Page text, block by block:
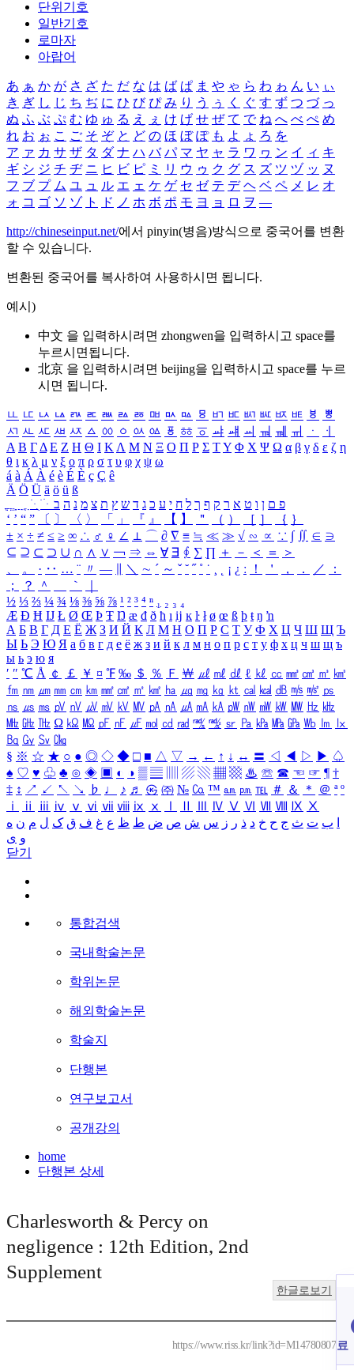
단위기호
일반기호
로마자
아랍어
あ ぁ か が さ ざ た だ な は ば ぱ ま や ゃ ら わ ゎ ん い ぃ
き ぎ し じ ち ぢ に ひ び ぴ み り う ぅ く ぐ す ず つ づ っ
ぬ ふ ぶ ぷ む ゆ ゅ る え ぇ け げ せ ぜ て で ね へ べ ぺ め
れ お ぉ こ ご そ ぞ と ど の ほ ぼ ぽ も よ ょ ろ を
ア ァ カ サ ザ タ ダ ナ ハ バ パ マ ヤ ャ ラ ワ ヮ ン イ ィ キ
ギ シ ジ チ ヂ ニ ヒ ビ ピ ミ リ ウ ゥ ク グ ス ズ ツ ヅ ッ ヌ
フ ブ プ ム ユ ュ ル エ ェ ケ ゲ セ ゼ テ デ ヘ ベ ペ メ レ オ
ォ コ ゴ ソ ゾ ト ド ノ ホ ボ ポ モ ヨ ョ ロ ヲ ―
http://chineseinput.net/에서 pinyin(병음)방식으로 중국어를 변환
할 수 있습니다.
변환된 중국어를 복사하여 사용하시면 됩니다.
예시)
中文 을 입력하시려면 zhongwen을 입력하시고 space를
누르시면됩니다.
北京 을 입력하시려면 beijing을 입력하시고 space를 누르
시면 됩니다.
ㅥ ㅦ ㅧ ㅨ ㅩ ㅪ ㅫ ㅬ ㅭ ㅮ ㅯ ㅰ ㅱ ㅲ ㅳ ㅴ ㅵ ㅶ ㅷ ㅸ
ㅹ
ㅺ ㅻ ㅼ ㅽ ㅾ ㅿ ㆀ ㆁ ㆂ ㆃ ㆄ ㆅ ㆆ ㆇ ㆈ ㆉ ㆊ ㆋ ㆌ ㆍ
ㆎ
Α Β ΓΔ Ε Ζ Η Θ Ι ΚΛ Μ Ν Ξ Ο Π Ρ Σ ΤΥ Φ Χ Ψ Ω α β γ δ ε ζ η
θ ι κ λ μ ν ξ ο π ρ σ τ υ φ χ ψ ω
á à Á À é è É È ç Ç ê
Ä Ö Ü ä ö ü ß
ִֶֹ ֻּ ׁׂ פ ם ן ו ט א ר ק ף ך ל ח י ע כ ג ד ש ץ ת צ מ נ ה ב
‘ ’ “ ” 〔 〕 〈 〉 「 」 『 』 【 】 ＂ （ ） ［ ］ ｛ ｝
± × ÷ ≠ ≤ ≥ ∞ ∴ ♂ ♀ ∠ ⊥ ⌒ ∂ ∇ ≡ ≒ ≪ ≫ √ ∽ ∝ ∵ ∫ ∬ ∈ ∋
⊆ ⊇ ⊂ ⊃ ∪ ∩ ∧ ∨ ￢ ⇒ ⇔ ∀ ∃ ∮ ∑ ∏ ＋ － ＜ ＝
＞
、
。 · ‥ … ¨ 〃 ― ＼ ∼ ´ ～ ˇ ˘ ˝ ˚ ˙ ¸ ¡ ¿ ː ！ ＇ ， ． ／
：
；
？ ＾ ｀
½ ⅓ ⅔ ¼ ¾ ⅛ ⅜ ⅝ ⅞ ¹ ² ³ ⁴ ⁿ ₁ ₂ ₃ ₄
Æ Ð Ħ Ĳ Ł Ø Œ Þ Ŧ Ŋ æ đ ð ħ ı ĳ ĸ ŀ ł ø œ ß þ ŧ ŋ ŉ
А Б В Г Д Е Ё Ж З И Й К Л М Н О П Р С Т У Ф Х Ц Ч Ш Щ Ъ
Ы Ь Э Ю Я а б в г д е ё ж з и й к л м н о п р с т у ф х ц ч ш щ ъ
ы ь э ю я
′ ″ ℃ Å ￠ ￡ ￥ ¤ ℉ ‰ ＄ ％ Ｆ ￦ ㎕ ㎖ ㎗ ℓ ㎘ ㏄ ㎣ ㎤ ㎥ ㎦
㎙ ㎚ ㎛ ㎜ ㎝ ㎞ ㎟ ㎠ ㎡ ㎢ ㏊ ㎍ ㎎ ㎏ ㏏ ㎈ ㎉ ㏈ ㎧ ㎨ ㎰
㎱ ㎲ ㎳ ㎴ ㎵ ㎶ ㎷ ㎸ ㎹ ㎀ ㎁ ㎂ ㎃ ㎄ ㎺ ㎻ ㎽ ㎾ ㎿ ㎐ ㎑
㎒ ㎓ ㎔ Ω ㏀ ㏁ ㎊ ㎋ ㎌ ㏖ ㏅ ㎭ ㎮ ㎯ ㏛ ㎩ ㎪ ㎫ ㎬ ㏝ ㏐
㏓
㏃ ㏉ ㏜ ㏆
§ ※ ☆ ★ ○ ● ◎ ◇ ◆ □ ■ △ ▽ → ← ↑ ↓ ↔ 〓 ◁ ◀ ▷ ▶ ♤
♠ ♡ ♥ ♧ ♣ ⊙ ◈ ▣ ◐ ◑ ▒ ▤ ▨ ▧ ▦ ▩ ♨ ☏ ☎ ☜ ☞ ¶ †
‡ ↕ ↗ ↙ ↖ ↘ ♭ ♩ ♪ ♬ ㉿ ㈜ № ㏇ ™ ㏂ ㏘ ℡ ＃ ＆ ＊ ＠ ª º
ⅰ
ⅱ ⅲ ⅳ ⅴ ⅵ ⅶ ⅷ ⅸ ⅹ Ⅳ Ⅴ Ⅵ Ⅶ Ⅷ Ⅸ Ⅹ
ب ت ث ج ح خ د ذ ر ز س ش ص ض ط ظ ع غ ف ق ک ل م ن ه
و ی
닫기
통합검색
국내학술논문
학위논문
해외학술논문
학술지
단행본
연구보고서
공개강의
home
단행본 상세
Charlesworth & Percy on
negligence : 12th Edition, 2nd
Supplement
한글로보기
https://www.riss.kr/link?id=M14780807료